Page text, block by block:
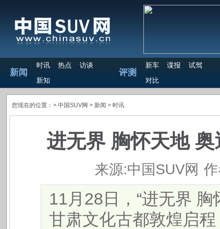
新闻
时讯 热点
访谈
新知
评测
新车 谍报
试驾
对比
您现在的位置：> 中国SUV网 > 新闻 > 时讯
进无界 胸怀天地
来源:中国SUV网
11月28日，“进无界
甘肃文化古都敦煌启